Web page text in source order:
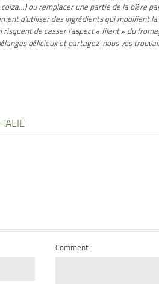
colza…) ou remplacer une partie de la bière
d’utiliser des ingrédients qui modifient
risquent de casser l’aspect « filant » du
délicieux et partagez-nous vos
Comment